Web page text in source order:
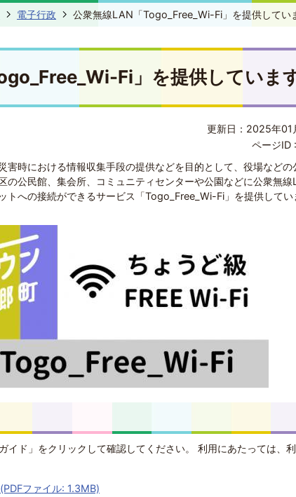
電子行政 公衆無線LAN「Togo_Free_Wi-Fi」を提供してい
Fi」を提供していま
更新日：2025年01
ページID
害時における情報収集手段の提供などを目的として、役場などの
の公民館、集会所、コミュニティセンターや公園などに公衆無
トへの接続ができるサービス「Togo_Free_Wi-Fi」を提供してい
イド」をクリックして確認してください。 利用にあたっては、
ファイル: 1.3MB)